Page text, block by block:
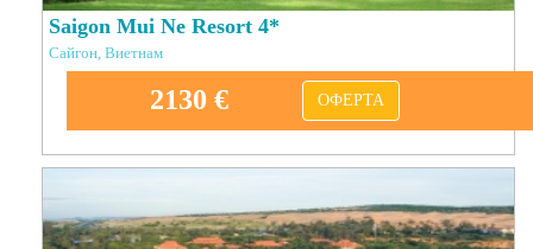
Saigon Mui Ne Resort 4*
Сайгон, Виетнам
2130 € ОФЕРТА